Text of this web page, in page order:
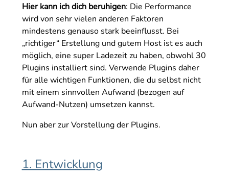
Hier kann ich dich beruhigen: Die Performance
wird von sehr vielen anderen Faktoren
mindestens genauso stark beeinflusst. Bei
„richtiger“ Erstellung und gutem Host ist es auch
möglich, eine super Ladezeit zu haben, obwohl 30
Plugins installiert sind. Verwende Plugins daher
für alle wichtigen Funktionen, die du selbst nicht
mit einem sinnvollen Aufwand (bezogen auf
Aufwand-Nutzen) umsetzen kannst.
Nun aber zur Vorstellung der Plugins.
1. Entwicklung